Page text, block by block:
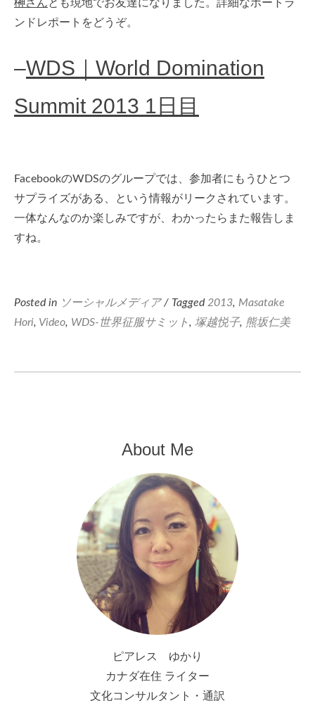
榊さんとも現地でお友達になりました。詳細なポートラ
ンドレポートをどうぞ。
–WDS｜World Domination
Summit 2013 1日目
FacebookのWDSのグループでは、参加者にもうひとつ
サプライズがある、という情報がリークされています。
一体なんなのか楽しみですが、わかったらまた報告しま
すね。
Posted in ソーシャルメディア / Tagged 2013, Masatake
Hori, Video, WDS-世界征服サミット, 塚越悦子, 熊坂仁美
About Me
ピアレス ゆかり
カナダ在住 ライター
文化コンサルタント・通訳